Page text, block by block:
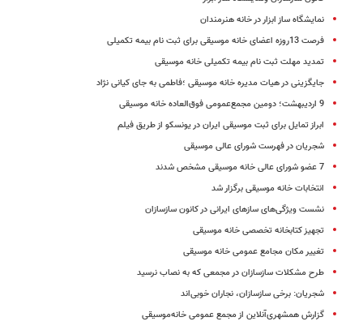
نمایشگاه ساز ابزار در خانه هنرمندان
فرصت 13روزه اعضای خانه موسیقی برای ثبت نام بیمه تکمیلی
تمدید مهلت ثبت نام بیمه تکمیلی خانه موسیقی
جایگزینی در هیات مدیره خانه موسیقی ؛فاطمی به جای کیانی نژاد
9 اردیبهشت؛ دومین مجمع‌عمومی فوق‌العاده خانه موسیقی
ابراز تمایل برای ثبت موسیقی ایران در یونسکو از طریق فیلم
شجریان در فهرست شورای عالی موسیقی
7 عضو شورای عالی خانه موسیقی مشخص شدند
انتخابات خانه موسیقی برگزار شد
نشست ویژگی‌های سازهای ایرانی در کانون سازسازان
تجهیز کتابخانه تخصصی خانه موسیقی
تغییر مکان مجامع عمومی خانه‌ موسیقی
طرح مشکلات سازسازان در مجمعی که به نصاب نرسید
شجریان: برخی سازسازان، نجاران خوبی‌‌اند
گزارش همشهری‌آنلاین از مجمع عمومی خانه‌موسیقی